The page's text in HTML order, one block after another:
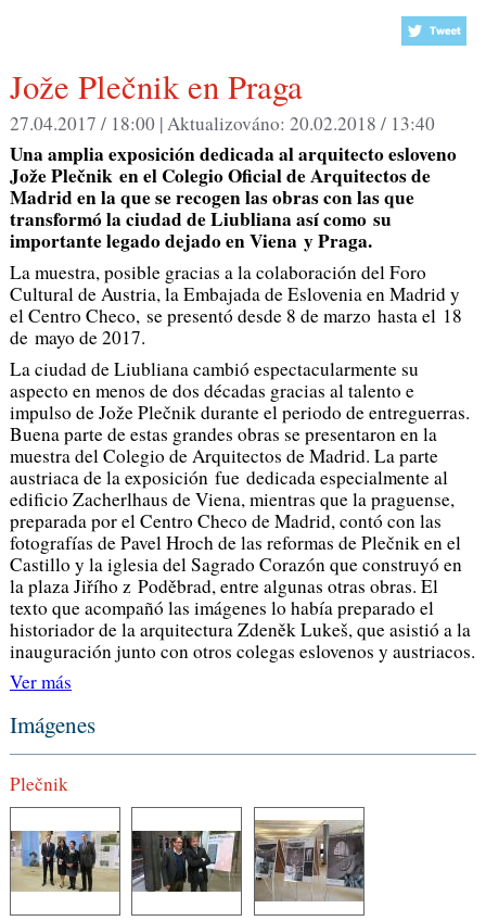
Jože Plečnik en Praga
27.04.2017 / 18:00 |Aktualizováno: 20.02.2018 / 13:40
Una amplia exposición dedicada al arquitecto esloveno
Jože Plečnik en el Colegio Oficial de Arquitectos de
Madrid en la que se recogen las obras con las que
transformó la ciudad de Liubliana así como su
importante legado dejado en Viena y Praga.
La muestra, posible gracias a la colaboración del Foro
Cultural de Austria, la Embajada de Eslovenia en Madrid y
el Centro Checo, se presentó desde 8 de marzo hasta el 18
de mayo de 2017.
La ciudad de Liubliana cambió espectacularmente su
aspecto en menos de dos décadas gracias al talento e
impulso de Jože Plečnik durante el periodo de entreguerras.
Buena parte de estas grandes obras se presentaron en la
muestra del Colegio de Arquitectos de Madrid. La parte
austriaca de la exposición fue dedicada especialmente al
edificio Zacherlhaus de Viena, mientras que la praguense,
preparada por el Centro Checo de Madrid, contó con las
fotografías de Pavel Hroch de las reformas de Plečnik en el
Castillo y la iglesia del Sagrado Corazón que construyó en
la plaza Jiřího z Poděbrad, entre algunas otras obras. El
texto que acompañó las imágenes lo había preparado el
historiador de la arquitectura Zdeněk Lukeš, que asistió a la
inauguración junto con otros colegas eslovenos y austriacos.
Ver más
Imágenes
Plečnik